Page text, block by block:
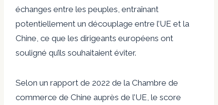
échanges entre les peuples, entraînant
potentiellement un découplage entre l’UE et la
Chine, ce que les dirigeants européens ont
souligné qu’ils souhaitaient éviter.
Selon un rapport de 2022 de la Chambre de
commerce de Chine auprès de l’UE, le score